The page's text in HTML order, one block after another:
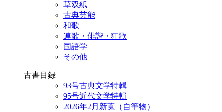
草双紙
古典芸能
和歌
連歌・俳諧・狂歌
国語学
その他
古書目録
93号古典文学特輯
95号近代文学特輯
2026年2月新蒐（自筆物）